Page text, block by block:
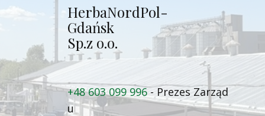
Herba​NordPol-
Gdańsk
Sp.z o.o.
+48 603 099 996 - Prezes Zarząd​
u